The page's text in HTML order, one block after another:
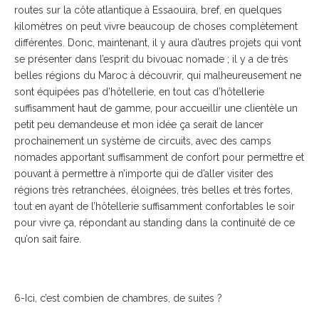
routes sur la côte atlantique à Essaouira, bref, en quelques
kilomètres on peut vivre beaucoup de choses complètement
différentes. Donc, maintenant, il y aura d’autres projets qui vont
se présenter dans l’esprit du bivouac nomade ; il y a de très
belles régions du Maroc à découvrir, qui malheureusement ne
sont équipées pas d’hôtellerie, en tout cas d’hôtellerie
suffisamment haut de gamme, pour accueillir une clientèle un
petit peu demandeuse et mon idée ça serait de lancer
prochainement un système de circuits, avec des camps
nomades apportant suffisamment de confort pour permettre et
pouvant à permettre à n’importe qui de d’aller visiter des
régions très retranchées, éloignées, très belles et très fortes,
tout en ayant de l’hôtellerie suffisamment confortables le soir
pour vivre ça, répondant au standing dans la continuité de ce
qu’on sait faire.
6-Ici, c’est combien de chambres, de suites ?